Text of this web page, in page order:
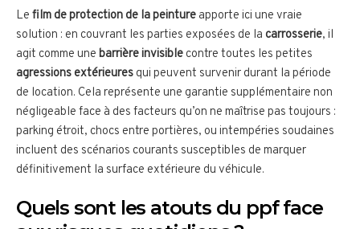
Le film de protection de la peinture apporte ici une vraie
solution : en couvrant les parties exposées de la carrosserie, il
agit comme une barrière invisible contre toutes les petites
agressions extérieures qui peuvent survenir durant la période
de location. Cela représente une garantie supplémentaire non
négligeable face à des facteurs qu’on ne maîtrise pas toujours :
parking étroit, chocs entre portières, ou intempéries soudaines
incluent des scénarios courants susceptibles de marquer
définitivement la surface extérieure du véhicule.
Quels sont les atouts du ppf face